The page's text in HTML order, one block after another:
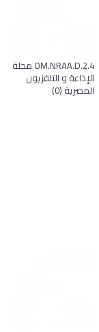
OM.NRAA.D.2.4 مجلة
الإذاعة و التلفزيون
المصرية (0)